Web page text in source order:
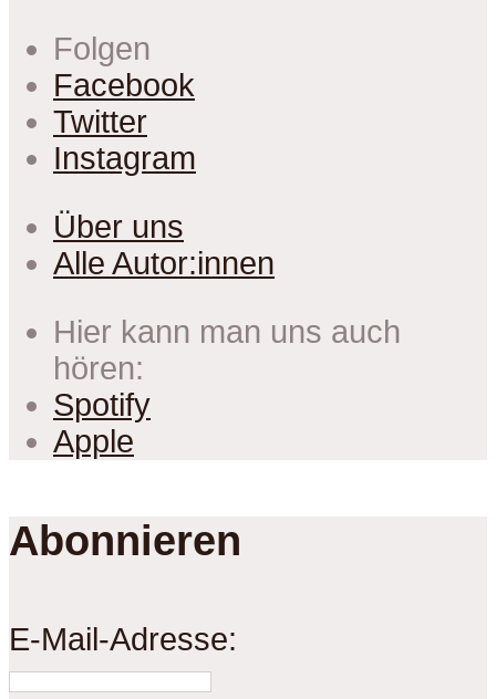
Folgen
Facebook
Twitter
Instagram
Über uns
Alle Autor:innen
Hier kann man uns auch
hören:
Spotify
Apple
Abonnieren
E-Mail-Adresse: